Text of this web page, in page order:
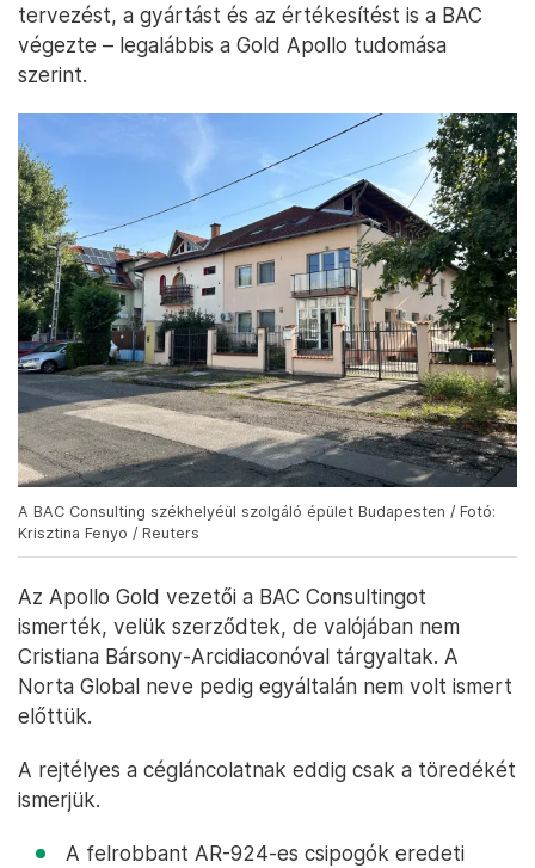
tervezést, a gyártást és az értékesítést is a BAC
végezte – legalábbis a Gold Apollo tudomása
szerint.
A BAC Consulting székhelyéül szolgáló épület Budapesten / Fotó:
Krisztina Fenyo / Reuters
Az Apollo Gold vezetői a BAC Consultingot
ismerték, velük szerződtek, de valójában nem
Cristiana Bársony-Arcidiaconóval tárgyaltak. A
Norta Global neve pedig egyáltalán nem volt ismert
előttük.
A rejtélyes a cégláncolatnak eddig csak a töredékét
ismerjük.
A felrobbant AR-924-es csipogók eredeti